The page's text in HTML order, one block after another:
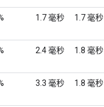
1.7 毫秒 1.7 毫秒
2.4 毫秒 1.8 毫秒
3.3 毫秒 1.8 毫秒